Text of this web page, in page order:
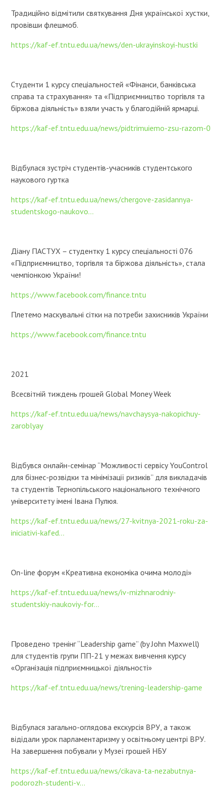
Традиційно відмітили святкування Дня української хустки,
провівши флешмоб.
https://kaf-ef.tntu.edu.ua/news/den-ukrayinskoyi-hustki
Студенти 1 курсу спеціальностей «Фінанси, банківська
справа та страхування» та «Підприємництво торгівля та
біржова діяльність» взяли участь у благодійній ярмарці.
https://kaf-ef.tntu.edu.ua/news/pidtrimuiemo-zsu-razom-0
Відбулася зустріч студентів-учасників студентського
наукового гуртка
https://kaf-ef.tntu.edu.ua/news/chergove-zasidannya-
studentskogo-naukovo...
Діану ПАСТУХ – студентку 1 курсу спеціальності 076
«Підприємництво, торгівля та біржова діяльність», стала
чемпіонкою України!
https://www.facebook.com/finance.tntu
Плетемо маскувальні сітки на потреби захисників України
https://www.facebook.com/finance.tntu
2021
Всесвітній тиждень грошей Global Money Week
https://kaf-ef.tntu.edu.ua/news/navchaysya-nakopichuy-
zaroblyay
Відбувся онлайн-семінар “Можливості сервісу YouControl
для бізнес-розвідки та мінімізації ризиків” для викладачів
та студентів Тернопільського національного технічного
університету імені Івана Пулюя.
https://kaf-ef.tntu.edu.ua/news/27-kvitnya-2021-roku-za-
iniciativi-kafed...
On-line форум «Креативна економіка очима молоді»
https://kaf-ef.tntu.edu.ua/news/iv-mizhnarodniy-
studentskiy-naukoviy-for...
Проведено тренінг “Leadership game” (by John Maxwell)
для студентів групи ПП-21 у межах вивчення курсу
«Організація підприємницької діяльності»
https://kaf-ef.tntu.edu.ua/news/trening-leadership-game
Відбулася загально-оглядова екскурсія ВРУ, а також
відідали урок парламентаризму у освітньому центрі ВРУ.
На завершення побували у Музеї грошей НБУ
https://kaf-ef.tntu.edu.ua/news/cikava-ta-nezabutnya-
podorozh-studenti-v...